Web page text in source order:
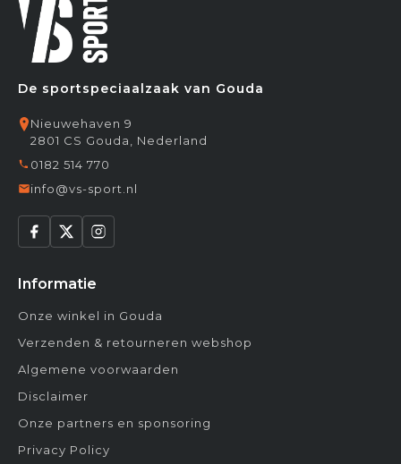
De sportspeciaalzaak van Gouda
Nieuwehaven 9
2801 CS Gouda, Nederland
0182 514 770
info@vs-sport.nl
Informatie
Onze winkel in Gouda
Verzenden & retourneren webshop
Algemene voorwaarden
Disclaimer
Onze partners en sponsoring
Privacy Policy